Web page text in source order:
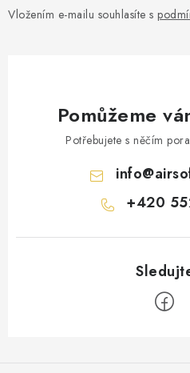
Vložením e-mailu souhlasíte s
Pomůžeme
Potřebujete s něčím
info@
+420